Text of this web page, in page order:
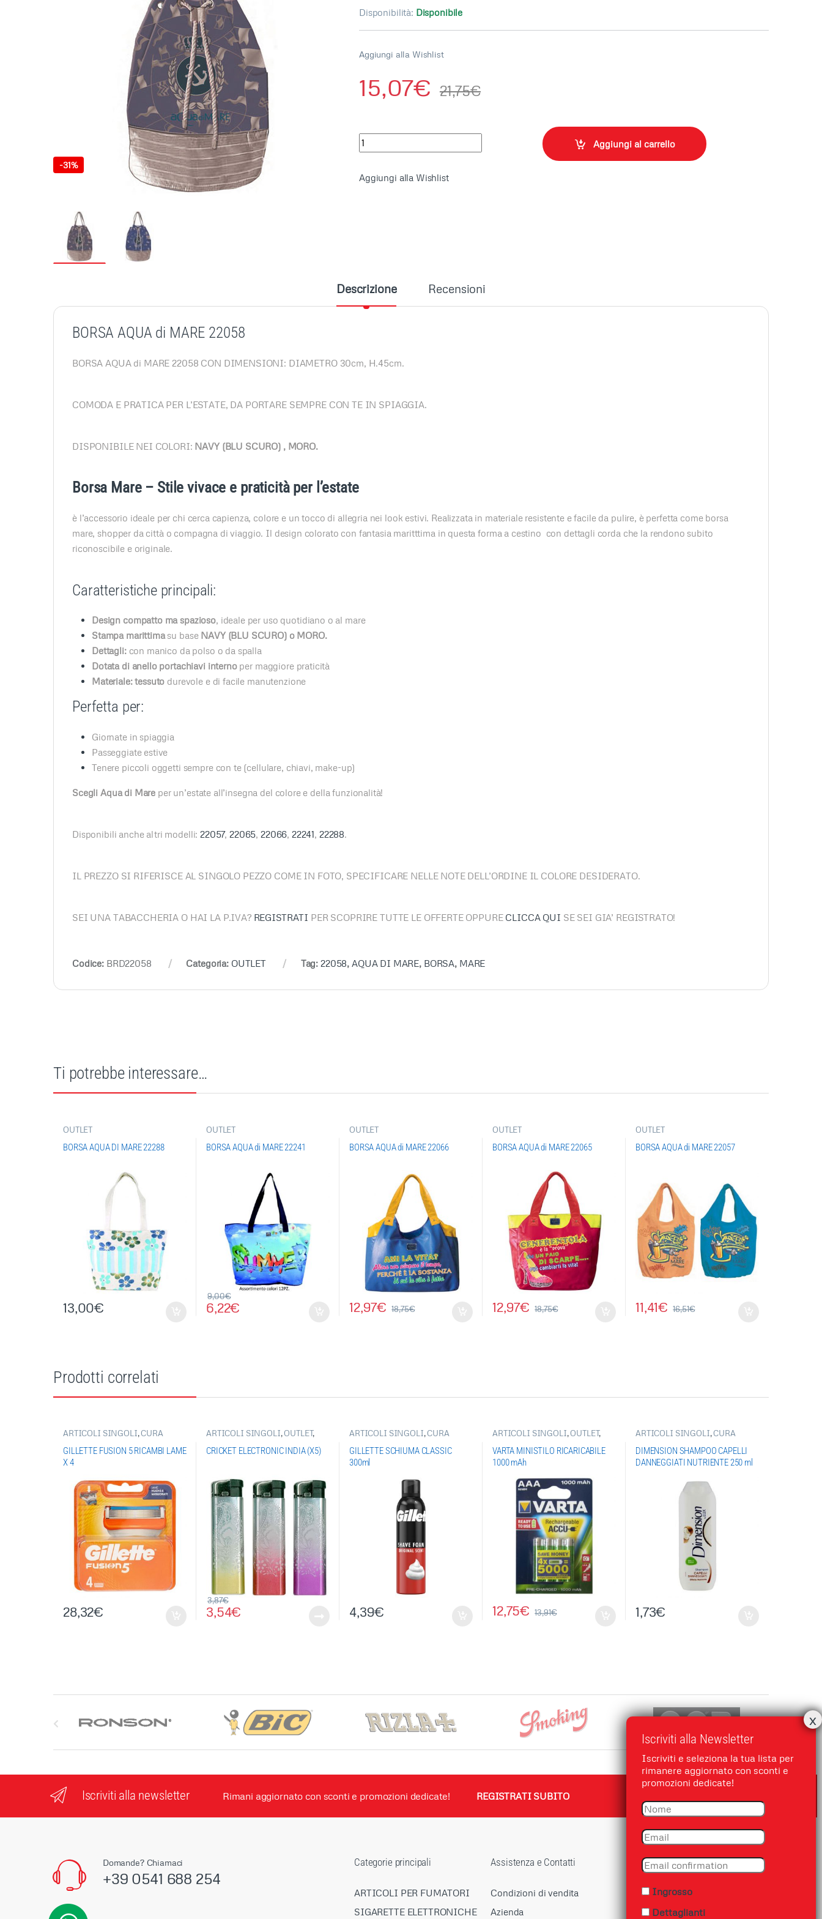
-31%
Disponibilità: Disponibile
Aggiungi alla Wishlist
15,07€ 21,75€
BORSA AQUA di MARE 22058 quantity Aggiungi al carrello
Aggiungi alla Wishlist
Descrizione Recensioni
BORSA AQUA di MARE 22058
BORSA AQUA di MARE 22058 CON DIMENSIONI: DIAMETRO 30cm, H.45cm.
COMODA E PRATICA PER L’ESTATE, DA PORTARE SEMPRE CON TE IN SPIAGGIA.
DISPONIBILE NEI COLORI: NAVY (BLU SCURO) , MORO.
Borsa Mare – Stile vivace e praticità per l’estate
è l’accessorio ideale per chi cerca capienza, colore e un tocco di allegria nei look estivi. Realizzata in materiale resistente e facile da pulire, è perfetta come borsa
mare, shopper da città o compagna di viaggio. Il design colorato con fantasia maritttima in questa forma a cestino con dettagli corda che la rendono subito
riconoscibile e originale.
Caratteristiche principali:
Design compatto ma spazioso, ideale per uso quotidiano o al mare
Stampa marittimasu base NAVY (BLU SCURO) o MORO.
Dettagli:con manico da polso o da spalla
Dotata di anello portachiavi internoper maggiore praticità
Materiale: tessuto durevole e di facile manutenzione
Perfetta per:
Giornate in spiaggia
Passeggiate estive
Tenere piccoli oggetti sempre con te (cellulare, chiavi, make-up)
Scegli Aqua di Mare per un’estate all’insegna del colore e della funzionalità!
Disponibili anche altri modelli:22057,22065, 22066, 22241, 22288.
IL PREZZO SI RIFERISCE AL SINGOLO PEZZO COME IN FOTO, SPECIFICARE NELLE NOTE DELL’ORDINE IL COLORE DESIDERATO.
SEI UNA TABACCHERIA O HAI LA P.IVA? REGISTRATI PER SCOPRIRE TUTTE LE OFFERTE OPPURE CLICCA QUI SE SEI GIA’ REGISTRATO!
Codice: BRD22058 Categoria: OUTLET Tag:22058, AQUA DI MARE, BORSA, MARE
Ti potrebbe interessare…
OUTLET
BORSA AQUA DI MARE 22288
13,00€
OUTLET
BORSA AQUA di MARE 22241
6,22€
9,00€
OUTLET
BORSA AQUA di MARE 22066
12,97€ 18,75€
OUTLET
BORSA AQUA di MARE 22065
12,97€ 18,75€
OUTLET
BORSA AQUA di MARE 22057
11,41€ 16,51€
Prodotti correlati
ARTICOLI SINGOLI,CURA
PER LA RASATURA
GILLETTE FUSION 5 RICAMBI LAME
X 4
28,32€
ARTICOLI SINGOLI,OUTLET,
CRICKET,ACCENDINI
ELETTRONICI
CRICKET ELECTRONIC INDIA (X5)
3,54€
3,87€
ARTICOLI SINGOLI,CURA
PER LA RASATURA
GILLETTE SCHIUMA CLASSIC
300ml
4,39€
ARTICOLI SINGOLI,OUTLET,
RICARICABILI
VARTA MINISTILO RICARICABILE
1000 mAh
12,75€ 13,91€
ARTICOLI SINGOLI,CURA
SAPONI
DIMENSION SHAMPOO CAPELLI
DANNEGGIATI NUTRIENTE 250 ml
1,73€
Iscriviti alla newsletter Rimani aggiornato con sconti e promozioni dedicate! REGISTRATI SUBITO
Domande? Chiamaci
+39 0541 688 254
Categorie principali
ARTICOLI PER FUMATORI
SIGARETTE ELETTRONICHE
Assistenza e Contatti
Condizioni di vendita
Azienda
Iscriviti alla Newsletter
Iscriviti e seleziona la tua lista per
rimanere aggiornato con sconti e
promozioni dedicate!
Ingrosso
Dettaglianti